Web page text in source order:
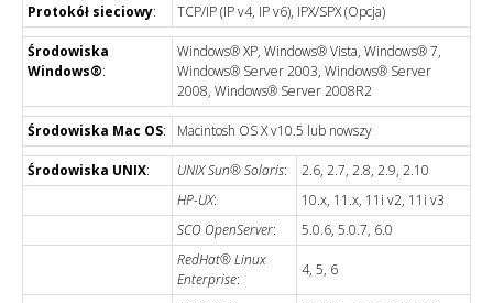
Protokół sieciowy: TCP/IP (IP v4, IP v6), IPX/SPX (Opcja)
Środowiska
Windows®:
Windows® XP, Windows® Vista, Windows® 7,
Windows® Server 2003, Windows® Server
2008, Windows® Server 2008R2
Środowiska Mac OS: Macintosh OS X v10.5 lub nowszy
Środowiska UNIX: UNIX Sun® Solaris:
2.6, 2.7, 2.8, 2.9, 2.10
HP-UX:
10.x, 11.x, 11i v2, 11i v3
SCO OpenServer:
5.0.6, 5.0.7, 6.0
RedHat® Linux
Enterprise:
4, 5, 6